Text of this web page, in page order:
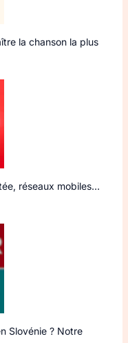
la chanson la plus
réseaux mobiles…
Slovénie ? Notre